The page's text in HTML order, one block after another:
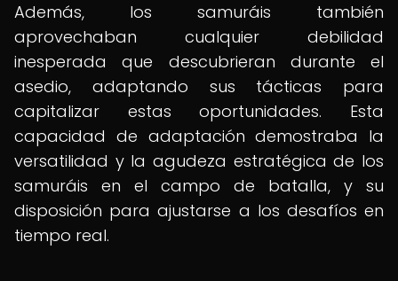
Además, los samuráis también
aprovechaban cualquier debilidad
inesperada que descubrieran durante el
asedio, adaptando sus tácticas para
capitalizar estas oportunidades. Esta
capacidad de adaptación demostraba la
versatilidad y la agudeza estratégica de los
samuráis en el campo de batalla, y su
disposición para ajustarse a los desafíos en
tiempo real.